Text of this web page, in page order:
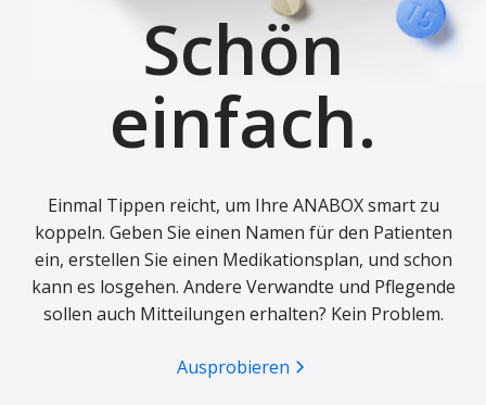
Schön
einfach.
Einmal Tippen reicht, um Ihre ANABOX smart zu
koppeln. Geben Sie einen Namen für den Patienten
ein, erstellen Sie einen Medikationsplan, und schon
kann es losgehen. Andere Verwandte und Pflegende
sollen auch Mitteilungen erhalten? Kein Problem.
Ausprobieren